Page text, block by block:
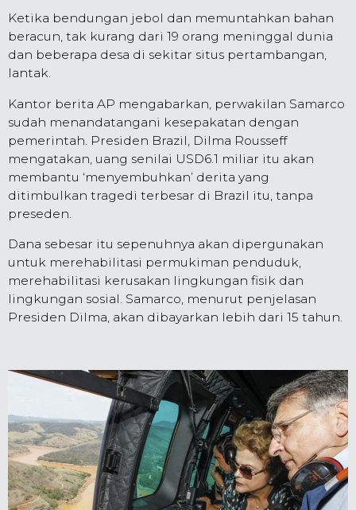
Ketika bendungan jebol dan memuntahkan bahan
beracun, tak kurang dari 19 orang meninggal dunia
dan beberapa desa di sekitar situs pertambangan,
lantak.
Kantor berita AP mengabarkan, perwakilan Samarco
sudah menandatangani kesepakatan dengan
pemerintah. Presiden Brazil, Dilma Rousseff
mengatakan, uang senilai USD6.1 miliar itu akan
membantu ‘menyembuhkan’ derita yang
ditimbulkan tragedi terbesar di Brazil itu, tanpa
preseden.
Dana sebesar itu sepenuhnya akan dipergunakan
untuk merehabilitasi permukiman penduduk,
merehabilitasi kerusakan lingkungan fisik dan
lingkungan sosial. Samarco, menurut penjelasan
Presiden Dilma, akan dibayarkan lebih dari 15 tahun.